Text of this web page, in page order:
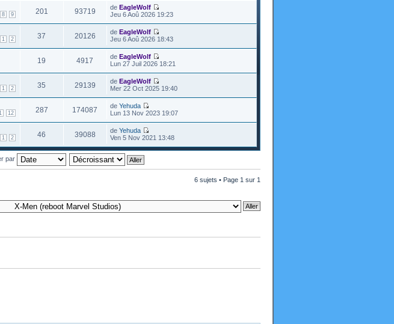
8 9 201 93719 de EagleWolf
Jeu 6 Aoû 2026 19:23
1 2 37 20126 de EagleWolf
Jeu 6 Aoû 2026 18:43
19 4917 de EagleWolf
Lun 27 Juil 2026 18:21
1 2 35 29139 de EagleWolf
Mer 22 Oct 2025 19:40
12 287 174087 de Yehuda
Lun 13 Nov 2023 19:07
1 2 46 39088 de Yehuda
Ven 5 Nov 2021 13:48
par
6 sujets • Page 1 sur 1